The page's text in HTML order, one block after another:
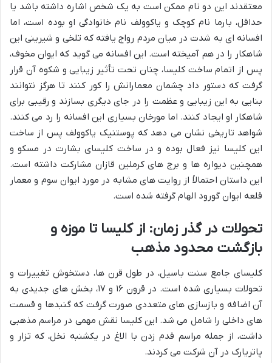
معتقدند این دو نام ممکن است به یک شخص اشاره داشته باشد یا
حداقل، بارما نام کوچک و یاکوولف نام خانوادگی او بوده است، اما
افسانه ای به شدت در میان مردم رواج یافته که تلخی و شیرینی این
شاهکار را در هم آمیخته است. این افسانه می گوید که ایوان مخوف،
پس از اتمام ساخت کلیسا، چنان تحت تأثیر زیبایی و شکوه آن قرار
گرفت که دستور داد چشمان معمارانش را کور کنند تا هرگز نتوانند
بنایی به این زیبایی و عظمت را در جای دیگری بسازند و رقیبی برای
شاهکار او ایجاد کنند. اما مورخان بسیاری این افسانه را رد می کنند.
شواهد تاریخی نشان می دهد که پوستنیک یاکوولف پس از ساخت
این کلیسا نیز فعال بوده و در ساخت کلیسای بشارت در مسکو و
همچنین دیواره ها و برج های کرملین قازان مشارکت داشته است.
این داستان احتمالاً از روایت های مشابه در مورد ایوان سوم و معمار
قلعه ایوان گورود الهام گرفته شده است.
تحولات در گذر زمان: از کلیسا تا موزه و
بازگشت محدود مذهب
کلیسای جامع سنت باسیل، در طول قرن ها، دستخوش تغییرات و
تحولات بسیاری شده است. در قرون ۱۶ و ۱۷، بخش های جدیدی به
آن اضافه و بازسازی های متعددی صورت گرفت که گنبدها و قسمت
های داخلی را شامل می شد. این کلیسا نقش مهمی در مراسم مذهبی
داشت، از جمله مراسم قدم زدن با الاغ در یکشنبه نخل، که تزار و
پاتریارک در آن شرکت می کردند.